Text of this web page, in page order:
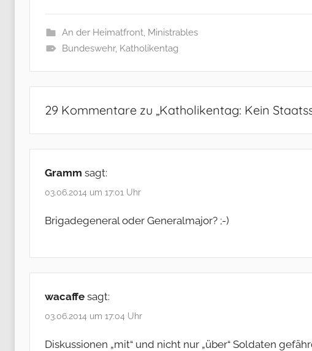
An der Heimatfront, Ministrables
Bundeswehr, Katholikentag
29 Kommentare zu „Katholikentag: Kein
Gramm sagt:
03.06.2014 um 17:01 Uhr
Brigadegeneral oder Generalmajor? ;-)
wacaffe sagt:
03.06.2014 um 17:04 Uhr
Diskussionen „mit“ und nicht nur „über“ Soldaten